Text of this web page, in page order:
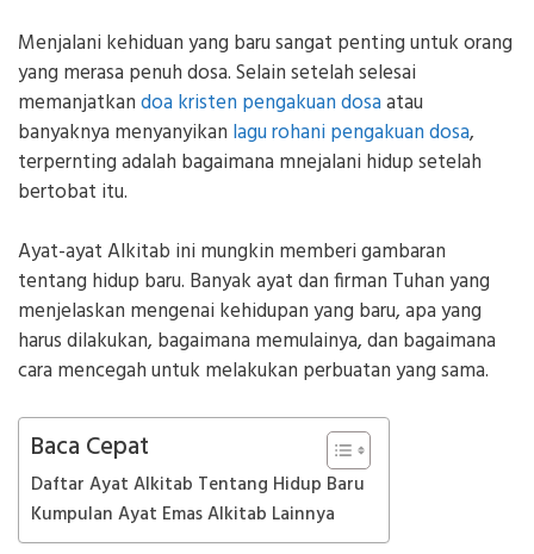
Menjalani kehiduan yang baru sangat penting untuk orang
yang merasa penuh dosa. Selain setelah selesai
memanjatkandoa kristen pengakuan dosaatau
banyaknya menyanyikan lagu rohani pengakuan dosa,
terpernting adalah bagaimana mnejalani hidup setelah
bertobat itu.
Ayat-ayat Alkitab ini mungkin memberi gambaran
tentang hidup baru. Banyak ayat dan firman Tuhan yang
menjelaskan mengenai kehidupan yang baru, apa yang
harus dilakukan, bagaimana memulainya, dan bagaimana
cara mencegah untuk melakukan perbuatan yang sama.
Baca Cepat
Daftar Ayat Alkitab Tentang Hidup Baru
Kumpulan Ayat Emas Alkitab Lainnya